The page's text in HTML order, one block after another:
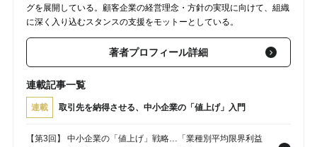
グを展開している。顧客企業の経営理念・方針の実現に向けて、組織
に深く入り込むスタンスの支援をモットーとしている。
著者プロフィール詳細
連載記事一覧
連載 取引先を納得させる、中小企業の「値上げ」入門
【第3回】 中小企業の「値上げ」戦略…「業種別平均限界利益